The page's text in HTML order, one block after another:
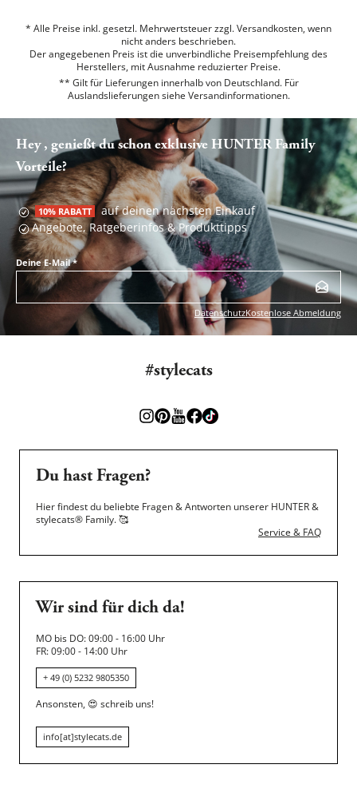
* Alle Preise inkl. gesetzl. Mehrwertsteuer zzgl. Versandkosten, wenn
nicht anders beschrieben.
Der angegebenen Preis ist die unverbindliche Preisempfehlung des
Herstellers, mit Ausnahme reduzierter Preise.
** Gilt für Lieferungen innerhalb von Deutschland. Für
Auslandslieferungen siehe Versandinformationen.
Hey , genießt du schon exklusive HUNTER Family
Vorteile?
10% RABATT auf deinen nächsten Einkauf
Angebote, Ratgeberinfos & Produkttipps
Deine E-Mail*
DatenschutzKostenlose Abmeldung
#stylecats
Du hast Fragen?
Hier findest du beliebte Fragen & Antworten unserer HUNTER &
stylecats® Family.🥰
Service & FAQ
Wir sind für dich da!
MO bis DO: 09:00 - 16:00 Uhr
FR: 09:00 - 14:00 Uhr
+ 49 (0) 5232 9805350
Ansonsten, 😍 schreib uns!
info[at]stylecats.de